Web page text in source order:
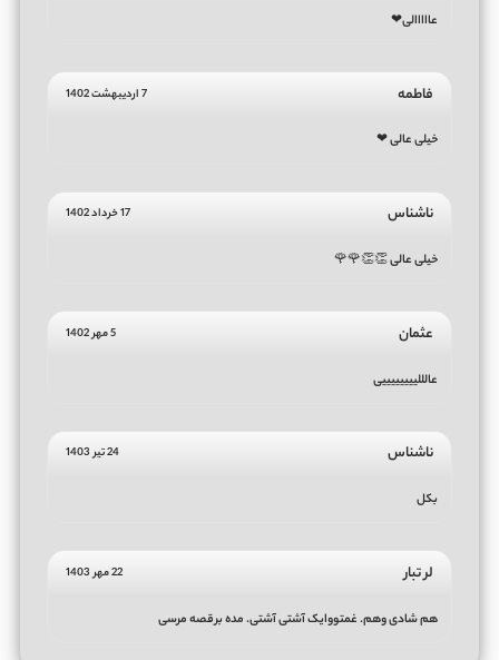
عااااالی❤
فاطمه 7 اردیبهشت 1402
خیلی عالی ❤
ناشناس 17 خرداد 1402
خیلی عالی 👏👏🌹🌹
عثمان 5 مهر 1402
عالللییییییییی
ناشناس 24 تیر 1403
بکل
لر تبار 22 مهر 1403
هم شادی وهم. غمتووایک آشتی آشتی. مده برقصه مرسی